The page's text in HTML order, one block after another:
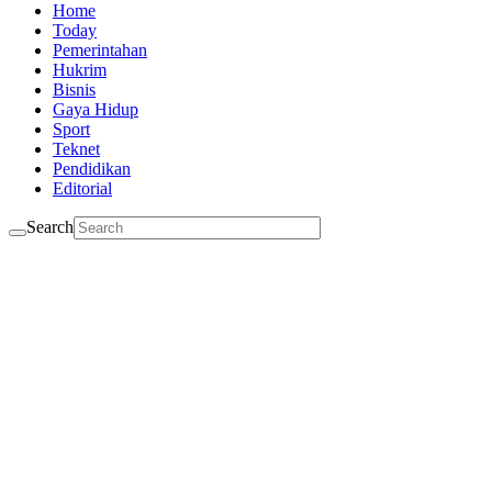
Home
Today
Pemerintahan
Hukrim
Bisnis
Gaya Hidup
Sport
Teknet
Pendidikan
Editorial
Search